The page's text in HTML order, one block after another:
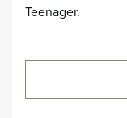
Teenager.